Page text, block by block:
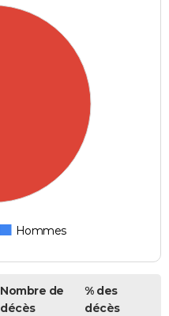
Hommes
Nombre de
décès
% des
décès